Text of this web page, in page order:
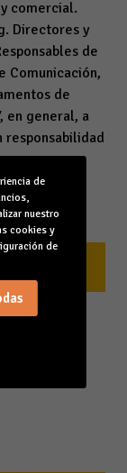
comercial.
Directores y
de
Comunicación,
de
en general, a
de
nuestro
cookies y
de